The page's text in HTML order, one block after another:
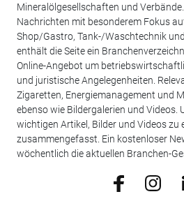
Mineralölgesellschaften und
Nachrichten mit besonderem Fokus
Shop/Gastro, Tank-/Waschtechnik
enthält die Seite ein
Online-Angebot um
und juristische Angelegenheiten.
Zigaretten, Energiemanagement und
ebenso wie Bildergalerien und Videos.
wichtigen Artikel, Bilder und Videos zu
zusammengefasst. Ein kostenloser
wöchentlich die aktuellen Branchen-